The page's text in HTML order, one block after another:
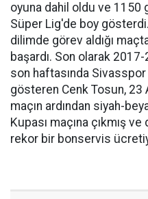
oyuna dahil oldu ve 1150
Süper Lig'de boy
dilimde görev aldığı
başardı. Son olarak
son haftasında
gösteren Cenk Tosun, 23
maçın ardından siyah-
Kupası maçına çıkmış
rekor bir bonservis